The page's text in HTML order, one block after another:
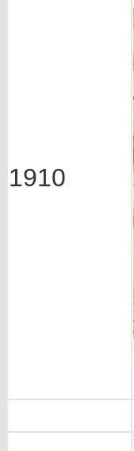
1910